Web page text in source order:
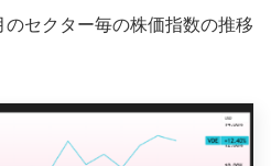
セクター毎の株価指数の推移